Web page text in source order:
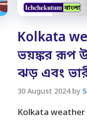
Kolkata
ভয়ঙ্কর রূপ
ঝড় এবং
30 August 2024 by
Kolkata weather